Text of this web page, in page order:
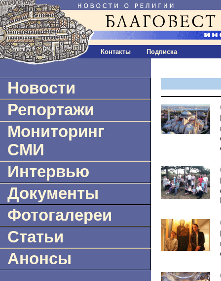
Контакты Подписка
Новости
Репортажи
Мониторинг
СМИ
Интервью
Документы
Фотогалереи
Статьи
Анонсы